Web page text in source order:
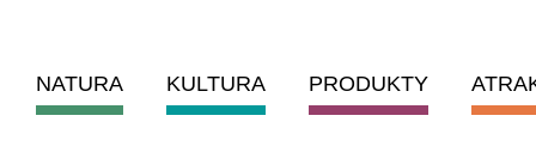
NATURA KULTURA PRODUKTY